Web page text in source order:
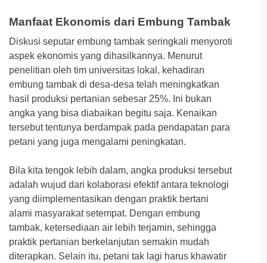
Manfaat Ekonomis dari Embung Tambak
Diskusi seputar embung tambak seringkali menyoroti
aspek ekonomis yang dihasilkannya. Menurut
penelitian oleh tim universitas lokal, kehadiran
embung tambak di desa-desa telah meningkatkan
hasil produksi pertanian sebesar 25%. Ini bukan
angka yang bisa diabaikan begitu saja. Kenaikan
tersebut tentunya berdampak pada pendapatan para
petani yang juga mengalami peningkatan.
Bila kita tengok lebih dalam, angka produksi tersebut
adalah wujud dari kolaborasi efektif antara teknologi
yang diimplementasikan dengan praktik bertani
alami masyarakat setempat. Dengan embung
tambak, ketersediaan air lebih terjamin, sehingga
praktik pertanian berkelanjutan semakin mudah
diterapkan. Selain itu, petani tak lagi harus khawatir